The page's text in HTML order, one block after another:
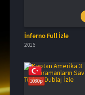
İnferno Full İzle
2016
1080p